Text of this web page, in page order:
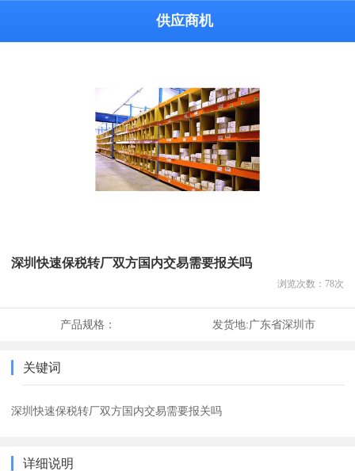
供应商机
深圳快速保税转厂双方国内交易需要报关吗
浏览次数： 78次
产品规格： 发货地:广东省深圳市
关键词
深圳快速保税转厂双方国内交易需要报关吗
详细说明